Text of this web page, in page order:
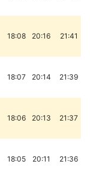
18:08 20:16 21:41
18:07 20:14 21:39
18:06 20:13 21:37
18:05 20:11 21:36